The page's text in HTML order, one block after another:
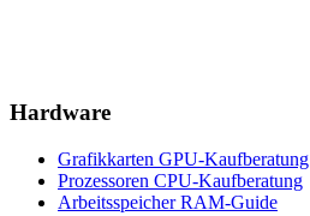
Hardware
Grafikkarten GPU-Kaufberatung
Prozessoren CPU-Kaufberatung
ArbeitsspeicherRAM-Guide